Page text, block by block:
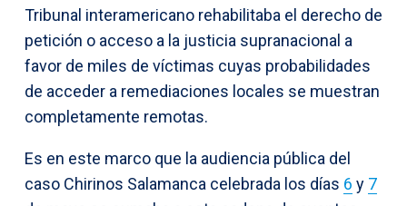
Tribunal interamericano rehabilitaba el derecho de
petición o acceso a la justicia supranacional a
favor de miles de víctimas cuyas probabilidades
de acceder a remediaciones locales se muestran
completamente remotas.
Es en este marco que la audiencia pública del
caso Chirinos Salamanca celebrada los días 6 y 7